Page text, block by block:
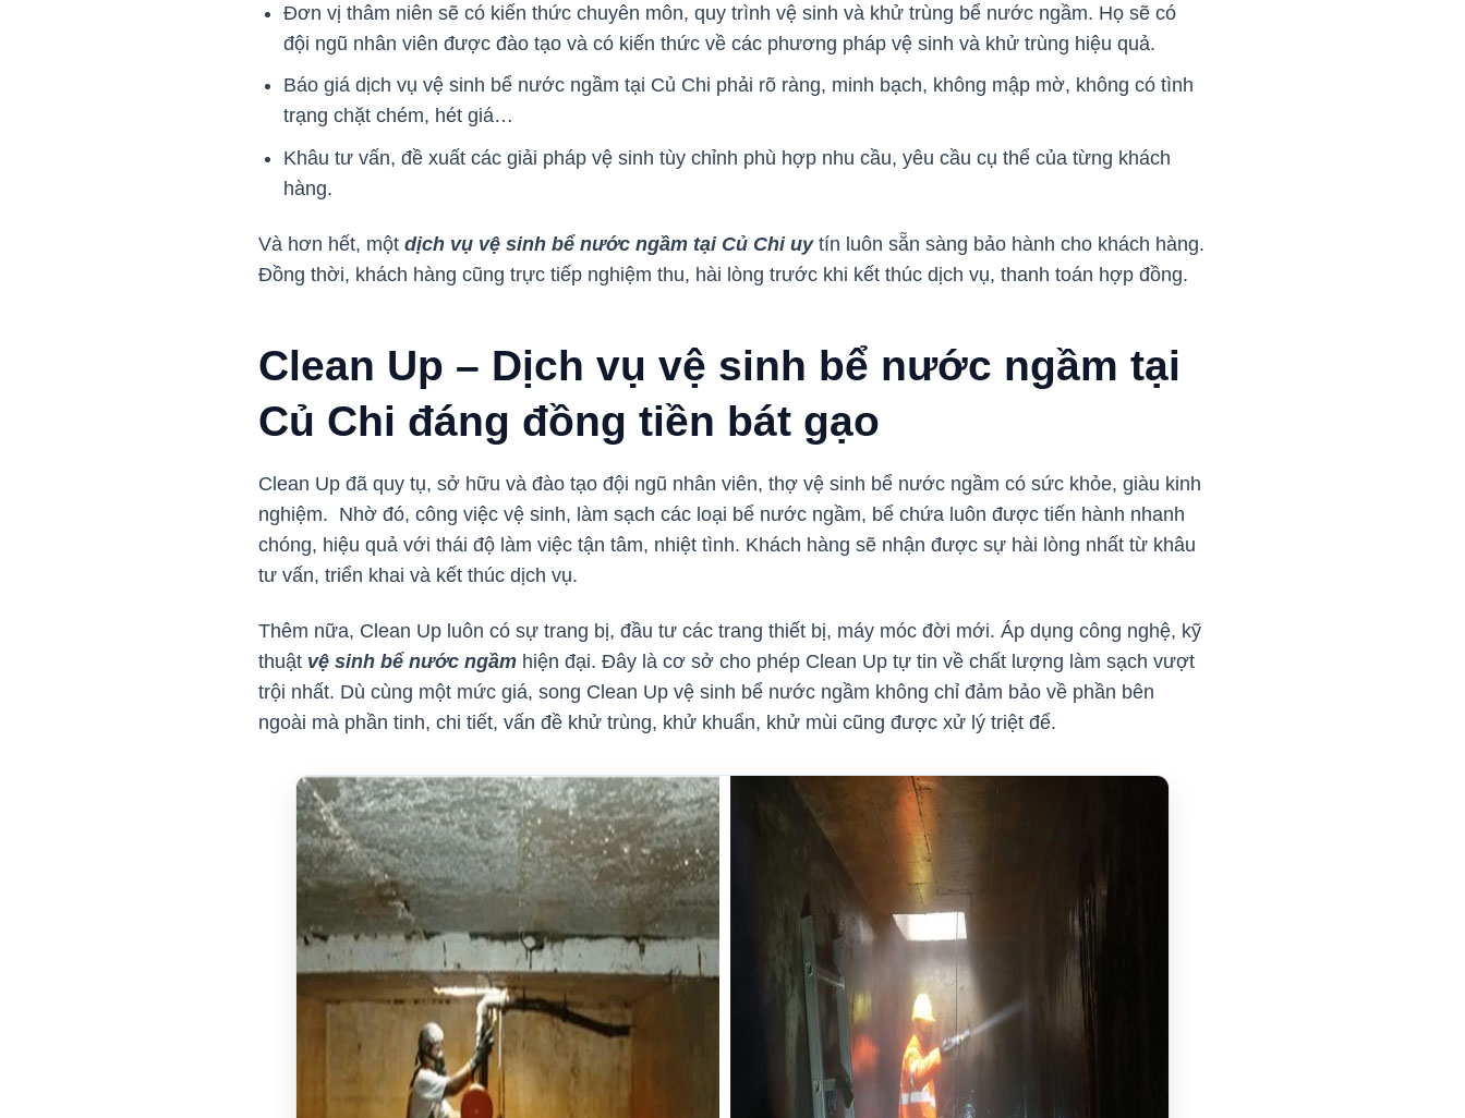
Đơn vị thâm niên sẽ có kiến thức chuyên môn, quy trình vệ sinh và khử trùng bể nước ngầm. Họ sẽ có
đội ngũ nhân viên được đào tạo và có kiến thức về các phương pháp vệ sinh và khử trùng hiệu quả.
Báo giá dịch vụ vệ sinh bể nước ngầm tại Củ Chi phải rõ ràng, minh bạch, không mập mờ, không có tình
trạng chặt chém, hét giá…
Khâu tư vấn, đề xuất các giải pháp vệ sinh tùy chỉnh phù hợp nhu cầu, yêu cầu cụ thể của từng khách
hàng.
Và hơn hết, một dịch vụ vệ sinh bể nước ngầm tại Củ Chi uytín luôn sẵn sàng bảo hành cho khách hàng.
Đồng thời, khách hàng cũng trực tiếp nghiệm thu, hài lòng trước khi kết thúc dịch vụ, thanh toán hợp đồng.
Clean Up – Dịch vụ vệ sinh bể nước ngầm tại
Củ Chi đáng đồng tiền bát gạo
Clean Up đã quy tụ, sở hữu và đào tạo đội ngũ nhân viên, thợ vệ sinh bể nước ngầm có sức khỏe, giàu kinh
nghiệm. Nhờ đó, công việc vệ sinh, làm sạch các loại bể nước ngầm, bể chứa luôn được tiến hành nhanh
chóng, hiệu quả với thái độ làm việc tận tâm, nhiệt tình. Khách hàng sẽ nhận được sự hài lòng nhất từ khâu
tư vấn, triển khai và kết thúc dịch vụ.
Thêm nữa, Clean Up luôn có sự trang bị, đầu tư các trang thiết bị, máy móc đời mới. Áp dụng công nghệ, kỹ
thuật vệ sinh bể nước ngầm hiện đại. Đây là cơ sở cho phép Clean Up tự tin về chất lượng làm sạch vượt
trội nhất. Dù cùng một mức giá, song Clean Up vệ sinh bể nước ngầm không chỉ đảm bảo về phần bên
ngoài mà phần tinh, chi tiết, vấn đề khử trùng, khử khuẩn, khử mùi cũng được xử lý triệt để.